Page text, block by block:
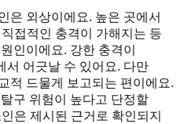
은 외상이에요. 높은 곳에서
접적인 충격이 가해지는 등
인이에요. 강한 충격이
서 어긋날 수 있어요. 다만
적 드물게 보고되는 편이에요.
구 위험이 높다고 단정할
은 제시된 근거로 확인되지